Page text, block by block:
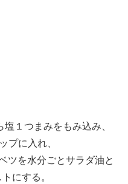
１つまみをもみ込み、
プに入れ、
ツを水分ごとサラダ油と
にする。